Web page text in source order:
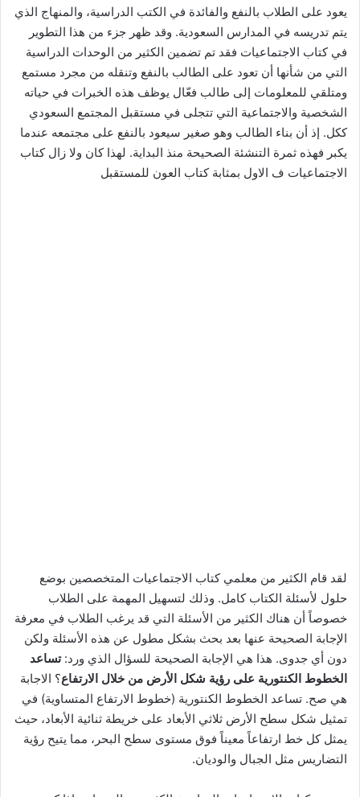
يعود على الطلاب بالنفع والفائدة في الكتب الدراسية، والمنهاج الذي
يتم تدريسه في المدارس السعودية. وقد ظهر جزء من هذا التطوير
في كتاب الاجتماعيات فقد تم تضمين الكثير من الوحدات الدراسية
التي من شأنها أن تعود على الطالب بالنفع وتنقله من مجرد مستمع
ومتلقي للمعلومات إلى طالب فعّال يوظف هذه الخبرات في حياته
الشخصية والاجتماعية التي تتجلى في مستقبل المجتمع السعودي
ككل. إذ أن بناء الطالب وهو صغير سيعود بالنفع على مجتمعه عندما
يكبر فهذه ثمرة التنشئة الصحيحة منذ البداية. لهذا كان ولا زال كتاب
الاجتماعيات ف الاول بمثابة كتاب العون للمستقبل
لقد قام الكثير من معلمي كتاب الاجتماعيات المتخصصين بوضع
حلول لأسئلة الكتاب كامل. وذلك لتسهيل المهمة على الطلاب
خصوصاً أن هناك الكثير من الأسئلة التي قد يرغب الطلاب في معرفة
الإجابة الصحيحة عنها بعد بحث بشكل مطول عن هذه الأسئلة ولكن
دون أي جدوى. هذا هي الإجابة الصحيحة للسؤال الذي ورد:تساعد
الخطوط الكنتورية على رؤية شكل الأرض من خلال الارتفاع؟ الاجابة
هي صح. تساعد الخطوط الكنتورية (خطوط الارتفاع المتساوية) في
تمثيل شكل سطح الأرض ثلاثي الأبعاد على خريطة ثنائية الأبعاد، حيث
يمثل كل خط ارتفاعاً معيناً فوق مستوى سطح البحر، مما يتيح رؤية
التضاريس مثل الجبال والوديان.